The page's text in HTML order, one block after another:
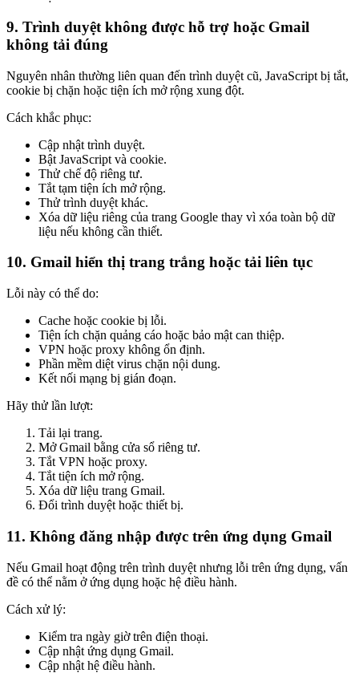
9. Trình duyệt không được hỗ trợ hoặc Gmail
không tải đúng
Nguyên nhân thường liên quan đến trình duyệt cũ, JavaScript bị tắt,
cookie bị chặn hoặc tiện ích mở rộng xung đột.
Cách khắc phục:
Cập nhật trình duyệt.
Bật JavaScript và cookie.
Thử chế độ riêng tư.
Tắt tạm tiện ích mở rộng.
Thử trình duyệt khác.
Xóa dữ liệu riêng của trang Google thay vì xóa toàn bộ dữ
liệu nếu không cần thiết.
10. Gmail hiển thị trang trắng hoặc tải liên tục
Lỗi này có thể do:
Cache hoặc cookie bị lỗi.
Tiện ích chặn quảng cáo hoặc bảo mật can thiệp.
VPN hoặc proxy không ổn định.
Phần mềm diệt virus chặn nội dung.
Kết nối mạng bị gián đoạn.
Hãy thử lần lượt:
Tải lại trang.
Mở Gmail bằng cửa sổ riêng tư.
Tắt VPN hoặc proxy.
Tắt tiện ích mở rộng.
Xóa dữ liệu trang Gmail.
Đổi trình duyệt hoặc thiết bị.
11. Không đăng nhập được trên ứng dụng Gmail
Nếu Gmail hoạt động trên trình duyệt nhưng lỗi trên ứng dụng, vấn
đề có thể nằm ở ứng dụng hoặc hệ điều hành.
Cách xử lý:
Kiểm tra ngày giờ trên điện thoại.
Cập nhật ứng dụng Gmail.
Cập nhật hệ điều hành.